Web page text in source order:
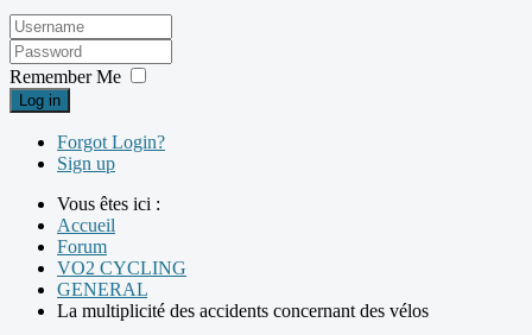
Remember Me
Log in
Forgot Login?
Sign up
Vous êtes ici :
Accueil
Forum
VO2 CYCLING
GENERAL
La multiplicité des accidents concernant des vélos